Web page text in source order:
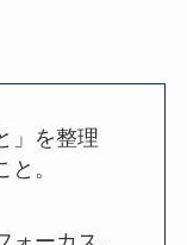
」を整理
。